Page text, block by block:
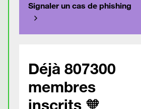
Signaler un cas de phishing
Déjà 807300
membres
inscrits 🧡